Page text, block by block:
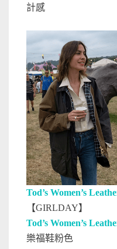
計感
Tod’s Women’s
【GIRLDAY】
Tod’s Women’s
樂福鞋粉色